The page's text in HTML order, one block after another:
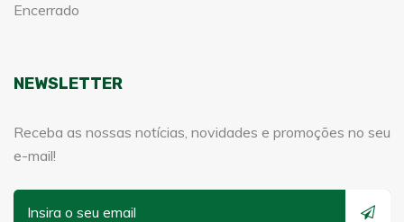
Encerrado
NEWSLETTER
Receba as nossas notícias, novidades e promoções no seu
e-mail!